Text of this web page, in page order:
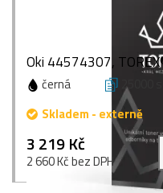
Oki 44574307,
černá 25000
Skladem - externě
3 219 Kč
2 660 Kč bez DPH